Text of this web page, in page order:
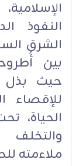
النفوذ
الشرق
بين
حيث بذل
للإقصاء
الحياة،
ملاءمته